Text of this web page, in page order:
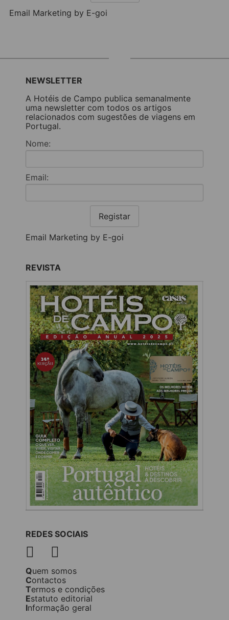
Email Marketing by E-goi
NEWSLETTER
A Hotéis de Campo publica semanalmente
uma newsletter com todos os artigos
relacionados com sugestões de viagens em
Portugal.
Nome:
Email:
Registar
Email Marketing by E-goi
REVISTA
REDES SOCIAIS
Quem somos
Contactos
Termos e condições
Estatuto editorial
Informação geral